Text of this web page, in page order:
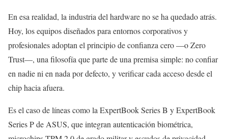
En esa realidad, la industria del hardware no se ha quedado atrás.
Hoy, los equipos diseñados para entornos corporativos y
profesionales adoptan el principio de confianza cero —o Zero
Trust—, una filosofía que parte de una premisa simple: no confiar
en nadie ni en nada por defecto, y verificar cada acceso desde el
chip hacia afuera.
Es el caso de líneas como la ExpertBook Series B y ExpertBook
Series P de ASUS, que integran autenticación biométrica,